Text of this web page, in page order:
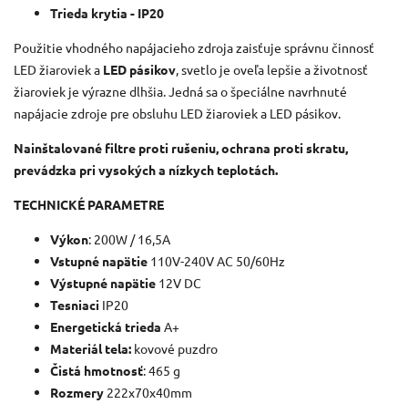
Trieda krytia - IP20
Použitie vhodného napájacieho zdroja zaisťuje správnu činnosť
LED žiaroviek a LED pásikov , svetlo je oveľa lepšie a životnosť
žiaroviek je výrazne dlhšia. Jedná sa o špeciálne navrhnuté
napájacie zdroje pre obsluhu LED žiaroviek a LED pásikov.
Nainštalované filtre proti rušeniu, ochrana proti skratu,
prevádzka pri vysokých a nízkych teplotách.
TECHNICKÉ PARAMETRE
Výkon: 200W / 16,5A
Vstupné napätie 110V-240V AC 50/60Hz
Výstupné napätie 12V DC
Tesniaci IP20
Energetická trieda A+
Materiál tela: kovové puzdro
Čistá hmotnosť: 465 g
Rozmery 222x70x40mm